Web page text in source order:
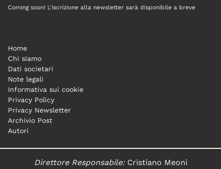
Coming soon! L'iscrizione alla newsletter sarà disponibile a breve
Home
Chi siamo
Dati societari
Note legali
Informativa sui cookie
Privacy Policy
Privacy Newsletter
Archivio Post
Autori
Direttore Responsabile:Cristiano Meoni